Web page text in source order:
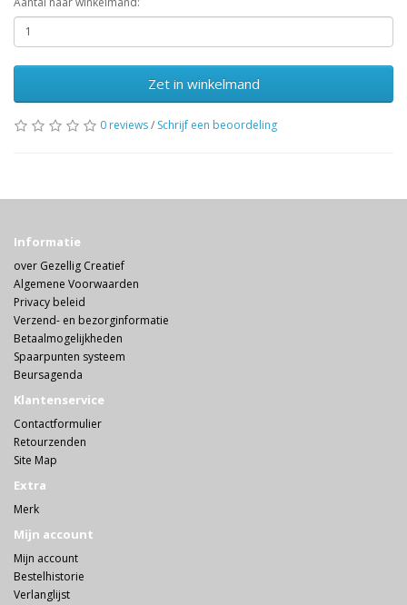
Zet in winkelmand
0 reviews/ Schrijf een beoordeling
Informatie
over Gezellig Creatief
Algemene Voorwaarden
Privacy beleid
Verzend- en bezorginformatie
Betaalmogelijkheden
Spaarpunten systeem
Beursagenda
Klantenservice
Contactformulier
Retourzenden
Site Map
Extra
Merk
Mijn account
Mijn account
Bestelhistorie
Verlanglijst